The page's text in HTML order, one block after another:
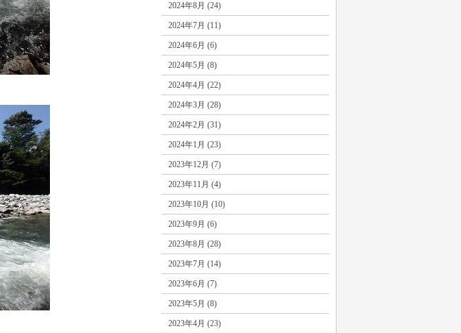
2024年8月 (24)
2024年7月 (11)
2024年6月 (6)
2024年5月 (8)
2024年4月 (22)
2024年3月 (28)
2024年2月 (31)
2024年1月 (23)
2023年12月 (7)
2023年11月 (4)
2023年10月 (10)
2023年9月 (6)
2023年8月 (28)
2023年7月 (14)
2023年6月 (7)
2023年5月 (8)
2023年4月 (23)